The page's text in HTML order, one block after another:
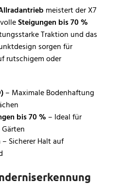
meistert der X7
Steigungen bis 70 %
Traktion und das
sorgen für
rutschigem oder
– Maximale Bodenhaftung
bis 70 % – Ideal für
– Sicherer Halt auf